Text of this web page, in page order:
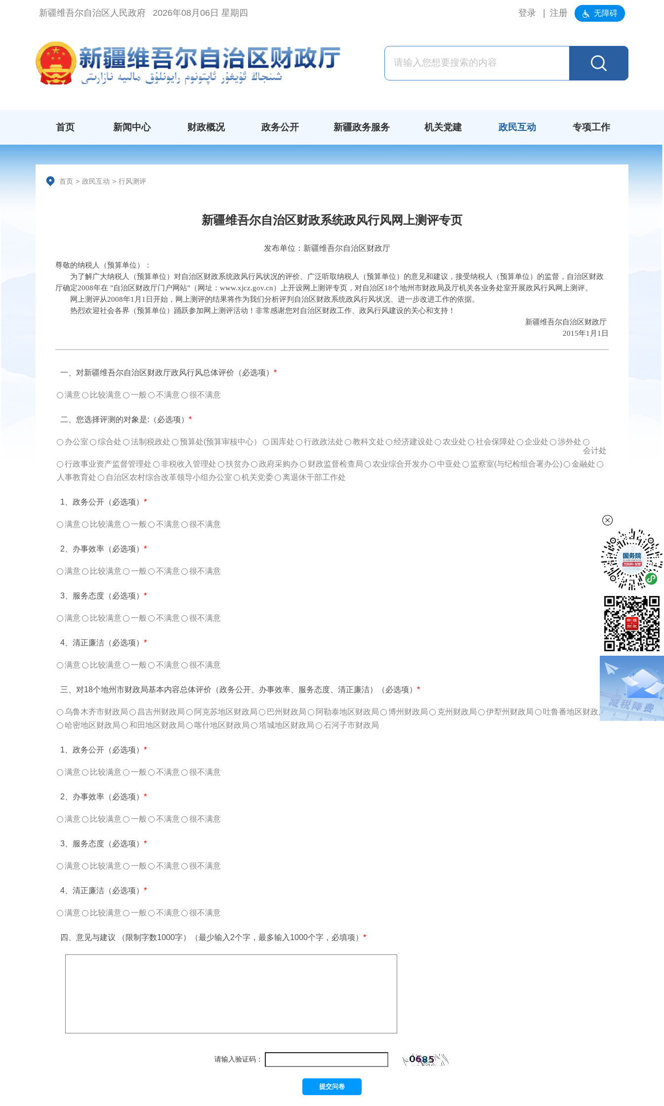
新疆维吾尔自治区人民政府 2026年08月06日 星期四 登录 注册 无障碍
首页 新闻中心 财政概况 政务公开 新疆政务服务 机关党建 政民互动 专项工作
首页 > 政民互动 > 行风测评
新疆维吾尔自治区财政系统政风行风网上测评专页
发布单位：新疆维吾尔自治区财政厅
尊敬的纳税人（预算单位）：
为了解广大纳税人（预算单位）对自治区财政系统政风行风状况的评价、广泛听取纳税人（预算单位）的意见和建议，接受纳税人（预算单位）的监督，自治区财政
厅确定2008年在 "自治区财政厅门户网站"（网址：www.xjcz.gov.cn）上开设网上测评专页，对自治区18个地州市财政局及厅机关各业务处室开展政风行风网上测评。
网上测评从2008年1月1日开始，网上测评的结果将作为我们分析评判自治区财政系统政风行风状况、进一步改进工作的依据。
热烈欢迎社会各界（预算单位）踊跃参加网上测评活动！非常感谢您对自治区财政工作、政风行风建设的关心和支持！
新疆维吾尔自治区财政厅
2015年1月1日
一、对新疆维吾尔自治区财政厅政风行风总体评价（必选项） *
满意 比较满意 一般 不满意 很不满意
二、您选择评测的对象是:（必选项） *
办公室 综合处 法制税政处 预算处(预算审核中心） 国库处 行政政法处 教科文处 经济建设处 农业处 社会保障处 企业处
涉外处
会计处
行政事业资产监督管理处
非税收入管理处 扶贫办 政府采购办 财政监督检查局 农业综合开发办 中亚处 监察室(与纪检组合署办公)
金融处
人事教育处
自治区农村综合改革领导小组办公室 机关党委 离退休干部工作处
1、政务公开（必选项） *
满意 比较满意 一般 不满意 很不满意
2、办事效率（必选项） *
满意 比较满意 一般 不满意 很不满意
3、服务态度（必选项） *
满意 比较满意 一般 不满意 很不满意
4、清正廉洁（必选项） *
满意 比较满意 一般 不满意 很不满意
三、对18个地州市财政局基本内容总体评价（政务公开、办事效率、服务态度、清正廉洁）（必选项） *
乌鲁木齐市财政局 昌吉州财政局 阿克苏地区财政局 巴州财政局 阿勒泰地区财政局 博州财政局 克州财政局 伊犁州财政局
吐鲁番地区财政局
哈密地区财政局
和田地区财政局 喀什地区财政局 塔城地区财政局 石河子市财政局
1、政务公开（必选项） *
满意 比较满意 一般 不满意 很不满意
2、办事效率（必选项） *
满意 比较满意 一般 不满意 很不满意
3、服务态度（必选项） *
满意 比较满意 一般 不满意 很不满意
4、清正廉洁（必选项） *
满意 比较满意 一般 不满意 很不满意
四、意见与建议 （限制字数1000字）（最少输入2个字，最多输入1000个字，必填项） *
请输入验证码：